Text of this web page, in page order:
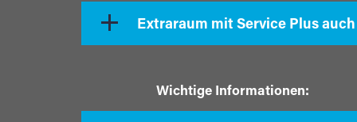
Extraraum mit Service Plus
Wichtige Informationen: